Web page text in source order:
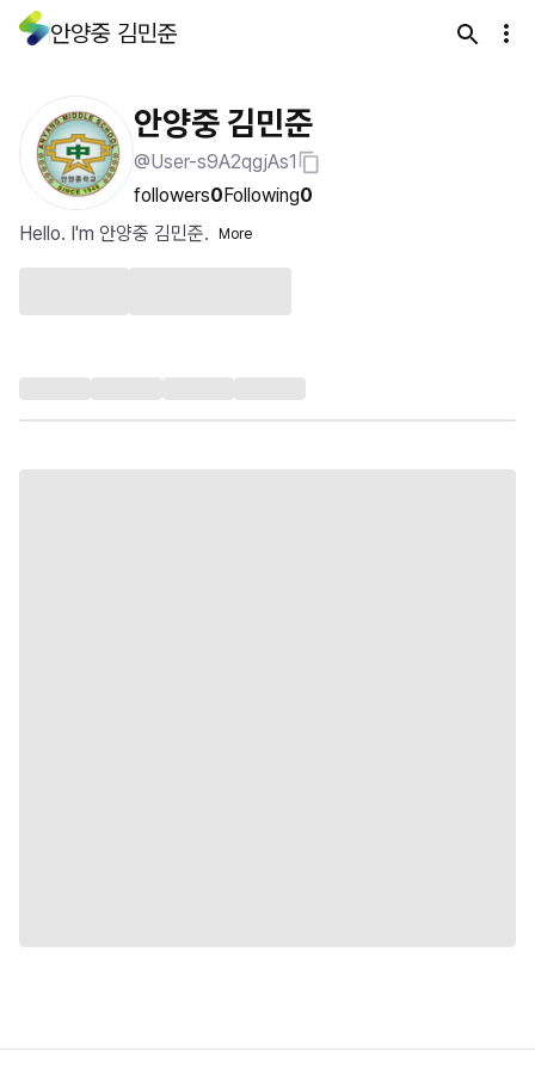
안양중 김민준
안양중 김민준
@User-s9A2qgjAs1
followers0Following0
Hello. I'm 안양중 김민준.
More